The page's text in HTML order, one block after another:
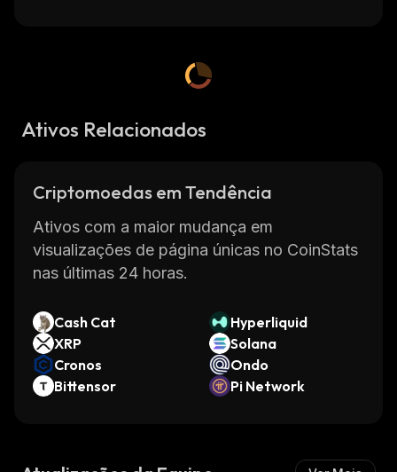
Ativos Relacionados
Criptomoedas em Tendência
Ativos com a maior mudança em
visualizações de página únicas no CoinStats
nas últimas 24 horas.
Cash Cat
Hyperliquid
XRP
Solana
Cronos
Ondo
Bittensor
Pi Network